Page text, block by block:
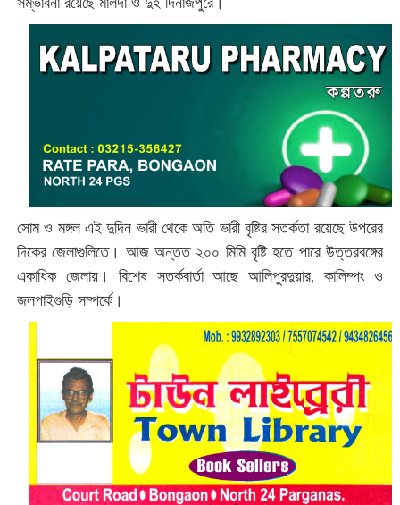
সোম ও মঙ্গল এই দুদিন ভারী থেকে অতি ভারী বৃষ্টির সতর্কতা রয়েছে উপরের
দিকের জেলাগুলিতে। আজ অন্তত ২০০ মিমি বৃষ্টি হতে পারে উত্তরবঙ্গের
একাধিক জেলায়। বিশেষ সতর্কবার্তা আছে আলিপুরদুয়ার, কালিম্পং ও
জলপাইগুড়ি সম্পর্কে।